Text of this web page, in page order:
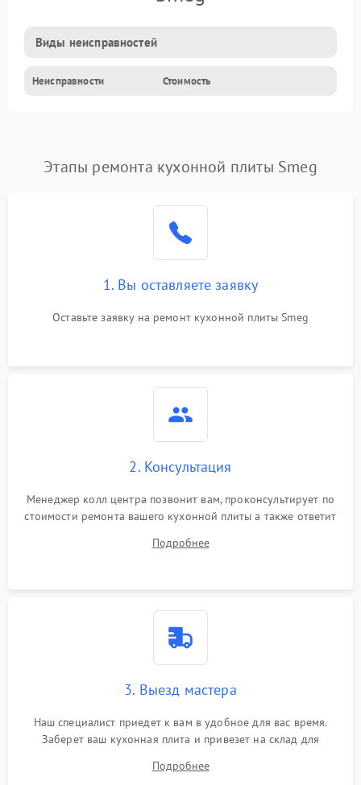
Виды неисправностей
Неисправности Стоимость
Этапы ремонта кухонной плиты Smeg
1. Вы оставляете заявку
Оставьте заявку на ремонт кухонной плиты Smeg
2. Консультация
Менеджер колл центра позвонит вам, проконсультирует по
стоимости ремонта вашего кухонной плиты а также ответит
Подробнее
3. Выезд мастера
Наш специалист приедет к вам в удобное для вас время.
Заберет ваш кухонная плита и привезет на склад для
Подробнее